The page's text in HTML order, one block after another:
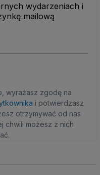
wydarzeniach i
mailową
wyrażasz zgodę na
i potwierdzasz
otrzymywać od nas
chwili możesz z nich